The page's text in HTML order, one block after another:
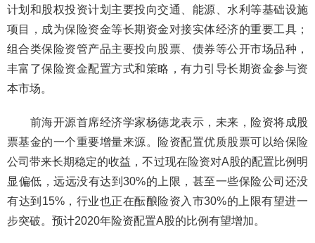
计划和股权投资计划主要投向交通、能源、水利等基础设施
项目，成为保险资金等长期资金对接实体经济的重要工具；
组合类保险资管产品主要投向股票、债券等公开市场品种，
丰富了保险资金配置方式和策略，有力引导长期资金参与资
本市场。
前海开源首席经济学家杨德龙表示，未来，险资将成股
票基金的一个重要增量来源。险资配置优质股票可以给保险
公司带来长期稳定的收益，不过现在险资对A股的配置比例明
显偏低，远远没有达到30%的上限，甚至一些保险公司还没
有达到15%，行业也正在酝酿险资入市30%的上限有望进一
步突破。预计2020年险资配置A股的比例有望增加。